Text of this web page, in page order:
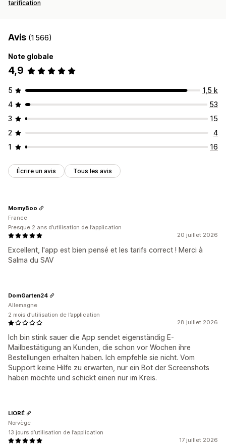
tarification
Avis (1 566)
Note globale
4,9
5
1,5 k
4
53
3
15
2
4
1
16
Écrire un avis Tous les avis
20 juillet 2026
Excellent, l'app est bien pensé et les tarifs correct ! Merci à
Salma du SAV
MomyBoo
France
Presque 2 ans d’utilisation de l’application
28 juillet 2026
Ich bin stink sauer die App sendet eigenständig E-
Mailbestätigung an Kunden, die schon vor Wochen ihre
Bestellungen erhalten haben. Ich empfehle sie nicht. Vom
Support keine Hilfe zu erwarten, nur ein Bot der Screenshots
haben möchte und schickt einen nur im Kreis.
DomGarten24
Allemagne
2 mois d’utilisation de l’application
17 juillet 2026
LIORÉ
Norvège
13 jours d’utilisation de l’application